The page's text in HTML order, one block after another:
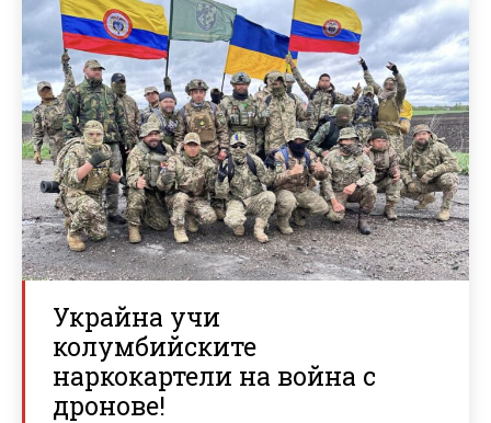
Украйна учи
колумбийските
наркокартели на война с
дронове!